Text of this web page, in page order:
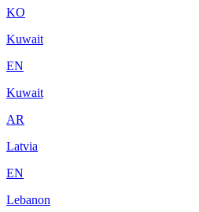
KO
Kuwait
EN
Kuwait
AR
Latvia
EN
Lebanon